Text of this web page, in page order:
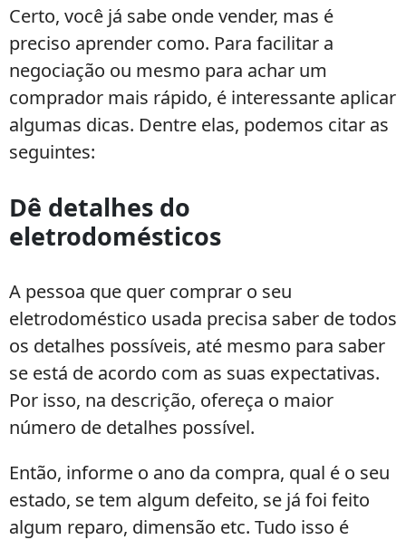
Certo, você já sabe onde vender, mas é
preciso aprender como. Para facilitar a
negociação ou mesmo para achar um
comprador mais rápido, é interessante aplicar
algumas dicas. Dentre elas, podemos citar as
seguintes:
Dê detalhes do
eletrodomésticos
A pessoa que quer comprar o seu
eletrodoméstico usada precisa saber de todos
os detalhes possíveis, até mesmo para saber
se está de acordo com as suas expectativas.
Por isso, na descrição, ofereça o maior
número de detalhes possível.
Então, informe o ano da compra, qual é o seu
estado, se tem algum defeito, se já foi feito
algum reparo, dimensão etc. Tudo isso é